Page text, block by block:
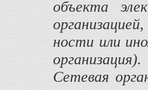
объекта
ности или
организация).
Сетевая